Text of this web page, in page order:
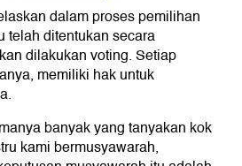
dalam proses pemilihan
telah ditentukan secara
dilakukan voting. Setiap
memiliki hak untuk
banyak yang tanyakan kok
kami bermusyawarah,